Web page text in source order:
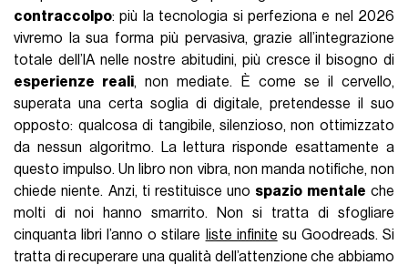
contraccolpo: più la tecnologia si perfeziona e nel 2026
vivremo la sua forma più pervasiva, grazie all’integrazione
totale dell’IA nelle nostre abitudini, più cresce il bisogno di
esperienze reali, non mediate. È come se il cervello,
superata una certa soglia di digitale, pretendesse il suo
opposto: qualcosa di tangibile, silenzioso, non ottimizzato
da nessun algoritmo. La lettura risponde esattamente a
questo impulso. Un libro non vibra, non manda notifiche, non
chiede niente. Anzi, ti restituisce uno spazio mentale che
molti di noi hanno smarrito. Non si tratta di sfogliare
cinquanta libri l’anno o stilare
liste infinite su Goodreads. Si
tratta di recuperare una qualità dell’attenzione che abbiamo